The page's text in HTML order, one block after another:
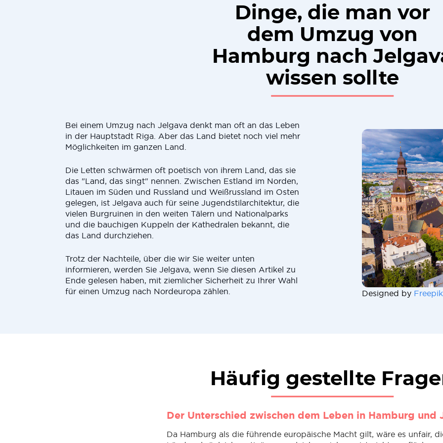
Dinge, die man vor
dem Umzug von
Hamburg nach
wissen sollte
Bei einem Umzug nach Jelgava denkt man oft an das Leben
in der Hauptstadt Riga. Aber das Land bietet noch viel mehr
Möglichkeiten im ganzen Land.
Die Letten schwärmen oft poetisch von ihrem Land, das sie
das "Land, das singt" nennen. Zwischen Estland im Norden,
Litauen im Süden und Russland und Weißrussland im Osten
gelegen, ist Jelgava auch für seine Jugendstilarchitektur, die
vielen Burgruinen in den weiten Tälern und Nationalparks
und die bauchigen Kuppeln der Kathedralen bekannt, die
das Land durchziehen.
Trotz der Nachteile, über die wir Sie weiter unten
informieren, werden Sie Jelgava, wenn Sie diesen Artikel zu
Ende gelesen haben, mit ziemlicher Sicherheit zu Ihrer Wahl
für einen Umzug nach Nordeuropa zählen.
Designed by
Häufig gestellte
Der Unterschied zwischen dem Leben in Hamburg und
Da Hamburg als die führende europäische Macht gilt, wäre es unfair,